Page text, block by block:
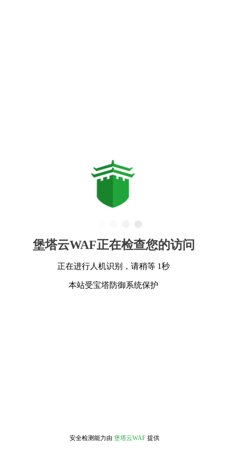
堡塔云WAF正在检查您的访问
正在进行人机识别，请稍等 1秒
本站受宝塔防御系统保护
安全检测能力由 堡塔云WAF 提供